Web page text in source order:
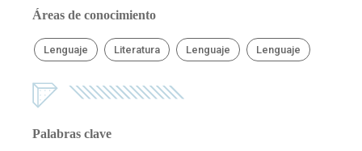
Áreas de conocimiento
Lenguaje Literatura Lenguaje Lenguaje
Palabras clave